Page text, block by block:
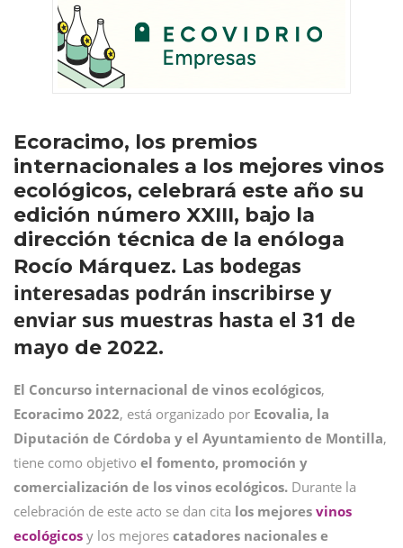
Ecoracimo, los premios
internacionales a los mejores vinos
ecológicos, celebrará este año su
edición número XXIII, bajo la
dirección técnica de la enóloga
Rocío Márquez. Las bodegas
interesadas podrán inscribirse y
enviar sus muestras hasta el 31 de
mayo de 2022.
El Concurso internacional de vinos ecológicos,
Ecoracimo 2022, está organizado por Ecovalia, la
Diputación de Córdoba y el Ayuntamiento de Montilla,
tiene como objetivo el fomento, promoción y
comercialización de los vinos ecológicos. Durante la
celebración de este acto se dan cita los mejores vinos
ecológicos y los mejores catadores nacionales e